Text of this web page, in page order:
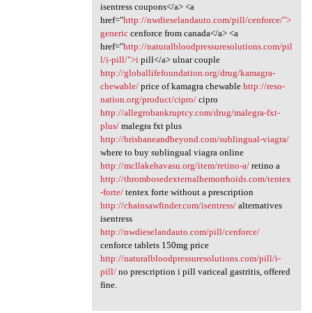
isentress coupons</a> <a
href="http://nwdieselandauto.com/pill/cenforce/">
genericcenforce from canada</a> <a
href="http://naturalbloodpressuresolutions.com/pil
l/i-pill/">i pill</a> ulnar couple
http://globallifefoundation.org/drug/kamagra-
chewable/price of kamagra chewable http://reso-
nation.org/product/cipro/cipro
http://allegrobankruptcy.com/drug/malegra-fxt-
plus/malegra fxt plus
http://brisbaneandbeyond.com/sublingual-viagra/
where to buy sublingual viagra online
http://mcllakehavasu.org/item/retino-a/retino a
http://thrombosedexternalhemorrhoids.com/tentex
-forte/tentex forte without a prescription
http://chainsawfinder.com/isentress/alternatives
isentress
http://nwdieselandauto.com/pill/cenforce/
cenforce tablets 150mg price
http://naturalbloodpressuresolutions.com/pill/i-
pill/no prescription i pill variceal gastritis, offered
fine.